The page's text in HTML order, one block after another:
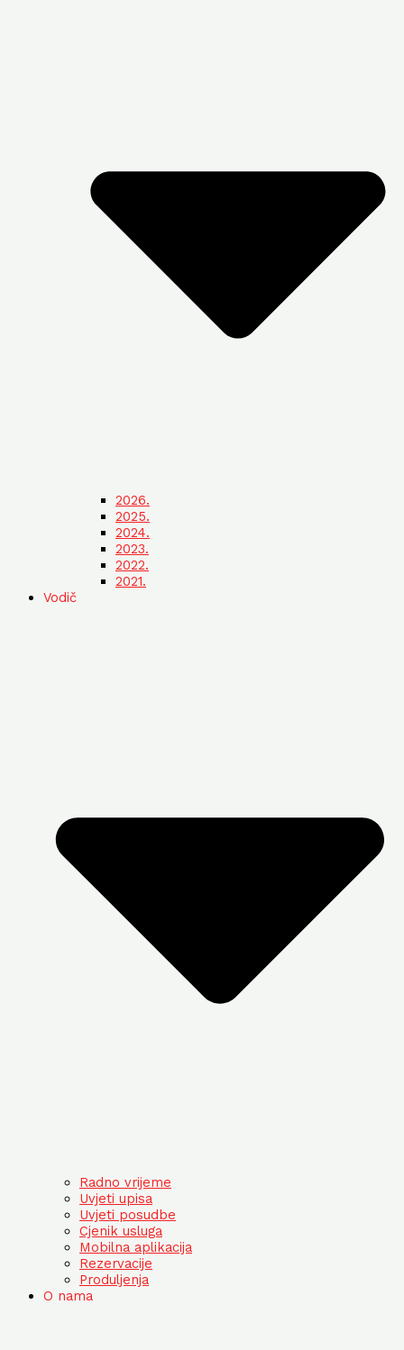
2026.
2025.
2024.
2023.
2022.
2021.
Vodič
Radno vrijeme
Uvjeti upisa
Uvjeti posudbe
Cjenik usluga
Mobilna aplikacija
Rezervacije
Produljenja
O nama